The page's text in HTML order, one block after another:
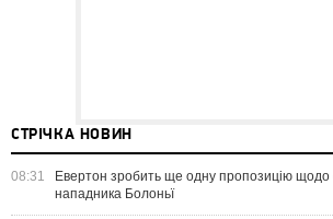
СТРІЧКА НОВИН
08:31
Евертон зробить ще одну пропозицію щодо
нападника Болоньї